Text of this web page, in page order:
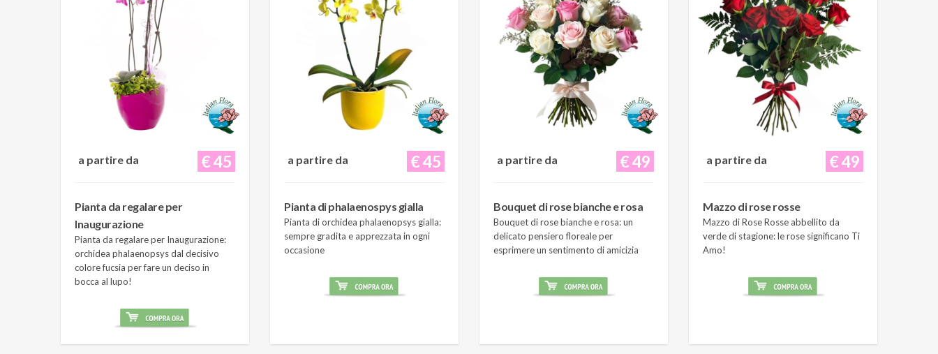
€ 45
a partire da
Pianta da regalare per
Inaugurazione
Pianta da regalare per Inaugurazione:
orchidea phalaenopsys dal decisivo
colore fucsia per fare un deciso in
bocca al lupo!
€ 45
a partire da
Pianta di phalaenospys gialla
Pianta di orchidea phalaenopsys gialla:
sempre gradita e apprezzata in ogni
occasione
€ 49
a partire da
Bouquet di rose bianche e rosa
Bouquet di rose bianche e rosa: un
delicato pensiero floreale per
esprimere un sentimento di amicizia
€ 49
a partire da
Mazzo di rose rosse
Mazzo di Rose Rosse abbellito da
verde di stagione: le rose significano Ti
Amo!